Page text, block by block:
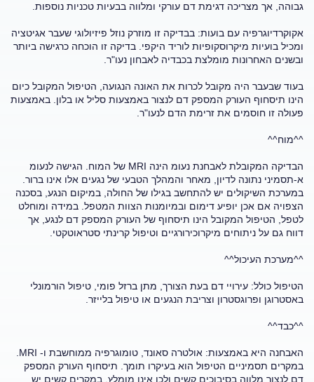
גבוהה, אך מצריכה דגימת דם עורקי ומלווה בבעיות טכניות נוספות.
אקוקרדיוגרפיה עם בועות: בבדיקה זו מוזרק נוזל פיזיולוגי שעבר אגיטציה
ומכיל בועיות מיקרוסקופיות לוריד היקפי. בדיקה זו הוכחה כרגישה ביותר
ובשנים האחרונות מומלצת בכבדיה לאבחון נעו"ר.
בעוד שבעבר היה מקובל לכרות את האונה הנגועה, הטיפול המקובל כיום
הינו תיסחוף העורק המספק דם לנצור באמצעות סליל או בלון. באמצעות
פעולה זו חוסמים את זרימת הדם לנעו"ר.
^^מוח^^
הבדיקה המקובלת לאבחנת נעומ הינה MRI של המוח. הגישה לנעומ
א-תסמיני נתונה לדיון, מאחר והמהלך הטבעי של נגעים אלו אינו ברור.
במערכת השיקולים יש להתחשב בגילו של החולה, במיקום הנגע, בסכנה
הצפויה אם אכן יופיע דימום ובמיומנות הצוות המטפל. במידה ומוחלט
לטפל, הטיפול המקובל הינו תיסחוף של העורק המספק דם לנגע, אך
דווח גם על ניתוחים מיקרוכירורגיים וטיפול קרינתי סטראוטקטי.
^^מערכת העיכול^^
הטיפול כולל: עירויי דם בעת הצורך, מתן ברזל פומי, טיפול הורמונלי
באסטרוגן ופרוגסטרון וצריבת הנגעים או טיפול בלייזר.
^^כבד^^
במקרים תסמיניים הטיפול הוא בעיקרו תומך. תיסחוף העורק המספק
דם לנצור מלווה בסיבוכים קשים ולכן אינו מומלץ. במקרים קשים יש